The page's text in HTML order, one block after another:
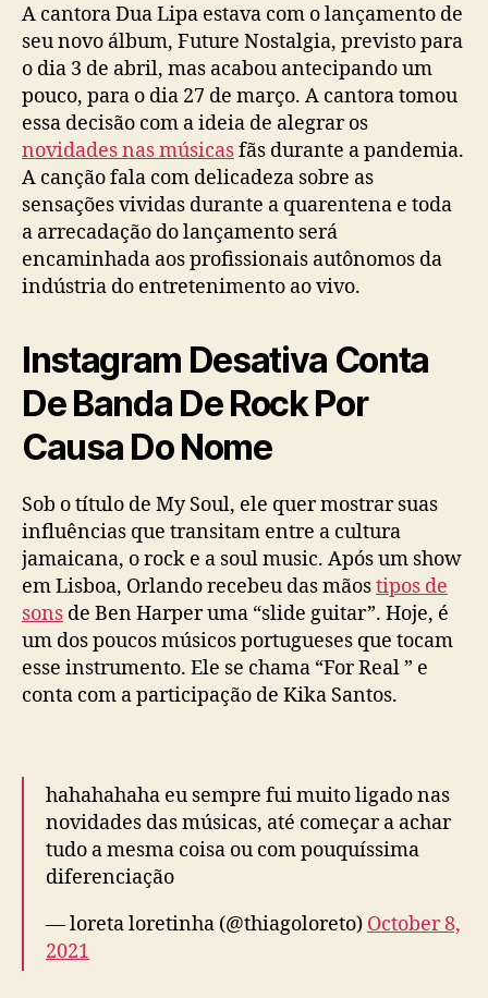
A cantora Dua Lipa estava com o lançamento de
seu novo álbum, Future Nostalgia, previsto para
o dia 3 de abril, mas acabou antecipando um
pouco, para o dia 27 de março. A cantora tomou
essa decisão com a ideia de alegrar os
novidades nas músicasfãs durante a pandemia.
A canção fala com delicadeza sobre as
sensações vividas durante a quarentena e toda
a arrecadação do lançamento será
encaminhada aos profissionais autônomos da
indústria do entretenimento ao vivo.
Instagram Desativa Conta
De Banda De Rock Por
Causa Do Nome
Sob o título de My Soul, ele quer mostrar suas
influências que transitam entre a cultura
jamaicana, o rock e a soul music. Após um show
em Lisboa, Orlando recebeu das mãostipos de
sons de Ben Harper uma “slide guitar”. Hoje, é
um dos poucos músicos portugueses que tocam
esse instrumento. Ele se chama “For Real ” e
conta com a participação de Kika Santos.
hahahahaha eu sempre fui muito ligado nas
novidades das músicas, até começar a achar
tudo a mesma coisa ou com pouquíssima
diferenciação
— loreta loretinha (@thiagoloreto) October 8,
2021